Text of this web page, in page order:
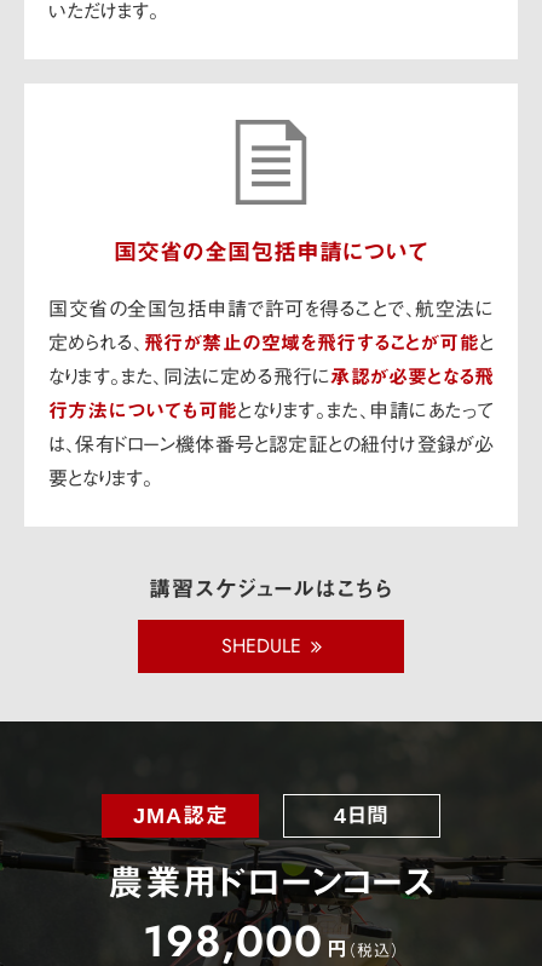
いただけます。
国交省の全国包括申請について
国交省の全国包括申請で許可を得ることで、航空法に
定められる、 飛行が禁止の空域を飛行することが可能と
なります。また、同法に定める飛行に承認が必要となる飛
行方法についても可能となります。また、申請にあたって
は、保有ドローン機体番号と認定証との紐付け登録が必
要となります。
講習スケジュールはこちら
SHEDULE
JMA認定 4日間
農業用ドローンコース
198,000 円 （税込）